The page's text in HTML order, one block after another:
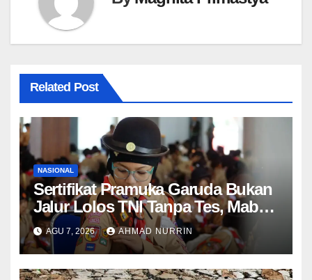
Related Post
NASIONAL
Sertifikat Pramuka Garuda Bukan
Jalur Lolos TNI Tanpa Tes, Mabes
TNI Tegaskan Aturan Seleksi 2025
AGU 7, 2026 AHMAD NURRIN